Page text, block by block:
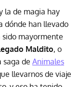
la de magia hay
dónde han llevado
mayormente
Maldito, o
saga de Animales
llevarnos de viaje